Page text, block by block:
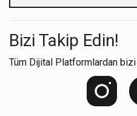
Bizi Takip Edin!
Tüm Dijital Platformlardan